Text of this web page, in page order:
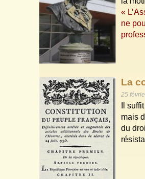
«
ne
La
25
Il
mais
du